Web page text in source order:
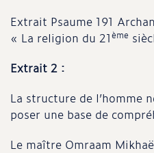
Extrait Psaume 191
« La religion du 21ème
Extrait 2 :
La structure de l’homme
poser une base de
Le maître Omraam